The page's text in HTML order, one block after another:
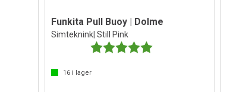
Funkita Pull Buoy | Dolme
Simteknink| Still Pink
Betyg:
16 i lager